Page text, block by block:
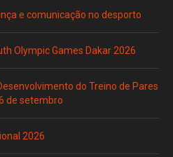
e comunicação no desporto
Olympic Games Dakar 2026
do Treino de Pares
de setembro
2026